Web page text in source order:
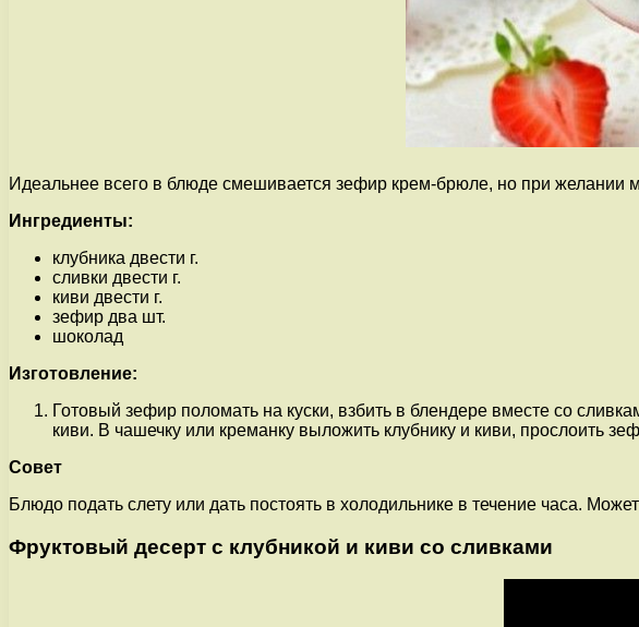
Идеальнее всего в блюде смешивается зефир крем-брюле, но при желании
Ингредиенты:
клубника двести г.
сливки двести г.
киви двести г.
зефир два шт.
шоколад
Изготовление:
Готовый зефир поломать на куски, взбить в блендере вместе со
киви. В чашечку или креманку выложить клубнику и киви, прослоить
Совет
Блюдо подать слету или дать постоять в холодильнике в течение часа.
Фруктовый десерт с клубникой и киви со сливками